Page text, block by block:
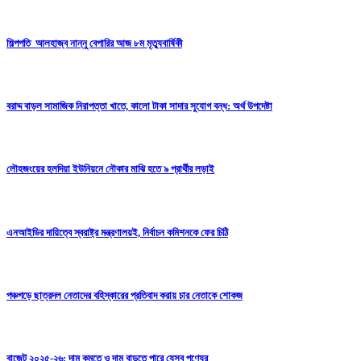
শিল্পপতি আলহাজ্ব নান্নু বেপারির আজ ৮ম মৃত্যুবার্ষিকী
বরাদ্দ বাড়ল সামাজিক নিরাপত্তা খাতে, কালো টাকা সাদার সুযোগ বন্ধ: অর্থ উপদেষ্টা
লৌহজংয়ের হলদিয়া ইউনিয়নে নৌকার মাঝি হতে ৯ প্রার্থীর লড়াই
এনআইডির দায়িত্বে স্বরাষ্ট্র মন্ত্রণালয়ই, নির্বাচন কমিশনকে ফের চিঠি
পঞ্চগড়ে ছাত্রদল নেতাদের বহিস্কারের প্রতিবাদ করায় চার নেতাকে শোকজ
বাজেট ২০২৫-২৬: দাম কমতে ও দাম বাড়তে পারে যেসব পণ্যের